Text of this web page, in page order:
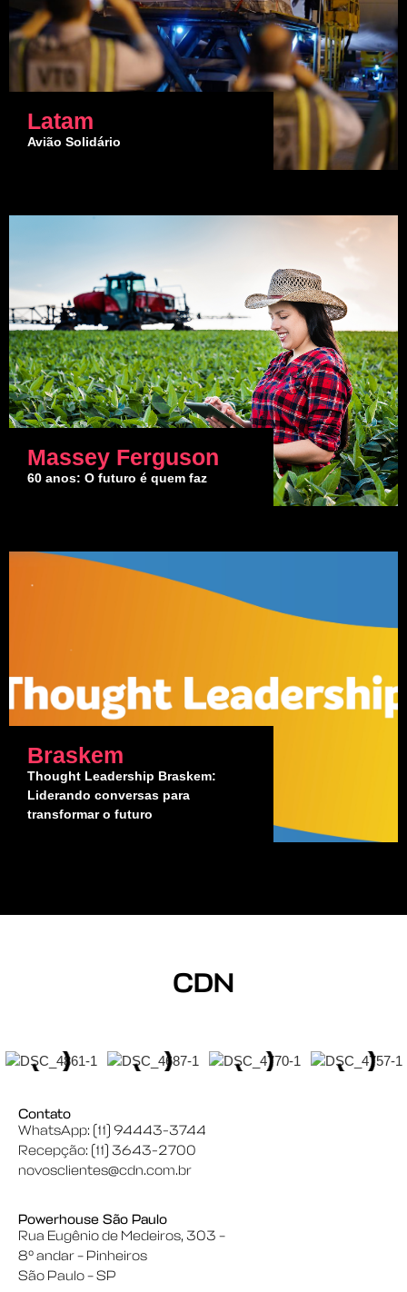
Latam
Avião Solidário
Massey Ferguson
60 anos: O futuro é quem faz
Braskem
Thought Leadership Braskem:
Liderando conversas para
transformar o futuro
CDN
Contato
WhatsApp: (11) 94443-3744
Recepção: (11) 3643-2700
novosclientes@cdn.com.br
Powerhouse São Paulo
Rua Eugênio de Medeiros, 303 –
8º andar – Pinheiros
São Paulo – SP